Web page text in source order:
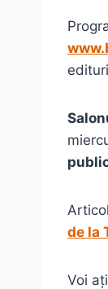
de la
Voi